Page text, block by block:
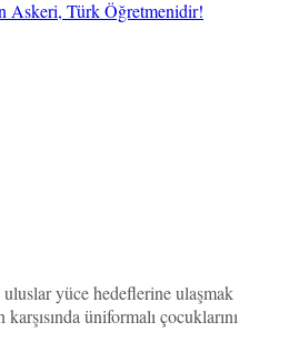
yüce hedeflerine ulaşmak
üniformalı çocuklarını